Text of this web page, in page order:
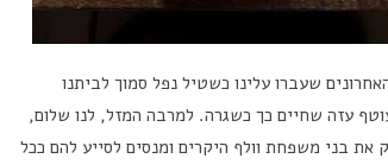
שעברו עלינו כשטיל נפל סמוך לביתנו
עזה שחיים כך כשגרה. למרבה המזל, לנו שלום,
בני משפחת וולף היקרים ומנסים לסייע להם ככל